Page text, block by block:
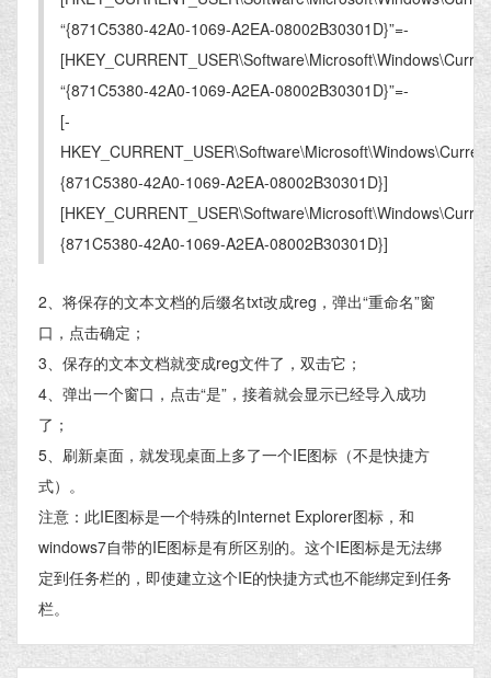
“{871C5380-42A0-1069-A2EA-08002B30301D}”=-
“{871C5380-42A0-1069-A2EA-08002B30301D}”=-
[-
{871C5380-42A0-1069-A2EA-08002B30301D}]
{871C5380-42A0-1069-A2EA-08002B30301D}]
2、将保存的文本文档的后缀名txt改成reg，弹出“重命名”窗
口，点击确定；
3、保存的文本文档就变成reg文件了，双击它；
4、弹出一个窗口，点击“是”，接着就会显示已经导入成功
了；
5、刷新桌面，就发现桌面上多了一个IE图标（不是快捷方
式）。
注意：此IE图标是一个特殊的Internet Explorer图标，和
windows7自带的IE图标是有所区别的。这个IE图标是无法绑
定到任务栏的，即使建立这个IE的快捷方式也不能绑定到任务
栏。